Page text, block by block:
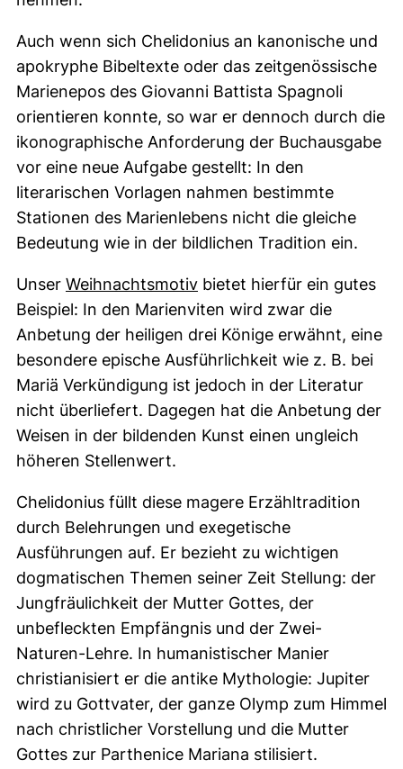
Auch wenn sich Chelidonius an kanonische und
apokryphe Bibeltexte oder das zeitgenössische
Marienepos des Giovanni Battista Spagnoli
orientieren konnte, so war er dennoch durch die
ikonographische Anforderung der Buchausgabe
vor eine neue Aufgabe gestellt: In den
literarischen Vorlagen nahmen bestimmte
Stationen des Marienlebens nicht die gleiche
Bedeutung wie in der bildlichen Tradition ein.
Unser Weihnachtsmotiv bietet hierfür ein gutes
Beispiel: In den Marienviten wird zwar die
Anbetung der heiligen drei Könige erwähnt, eine
besondere epische Ausführlichkeit wie z. B. bei
Mariä Verkündigung ist jedoch in der Literatur
nicht überliefert. Dagegen hat die Anbetung der
Weisen in der bildenden Kunst einen ungleich
höheren Stellenwert.
Chelidonius füllt diese magere Erzähltradition
durch Belehrungen und exegetische
Ausführungen auf. Er bezieht zu wichtigen
dogmatischen Themen seiner Zeit Stellung: der
Jungfräulichkeit der Mutter Gottes, der
unbefleckten Empfängnis und der Zwei-
Naturen-Lehre. In humanistischer Manier
christianisiert er die antike Mythologie: Jupiter
wird zu Gottvater, der ganze Olymp zum Himmel
nach christlicher Vorstellung und die Mutter
Gottes zur Parthenice Mariana stilisiert.